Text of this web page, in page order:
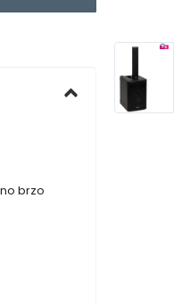
brzo